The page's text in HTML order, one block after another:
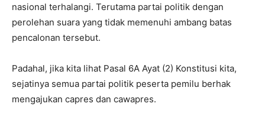
nasional terhalangi. Terutama partai politik dengan
perolehan suara yang tidak memenuhi ambang batas
pencalonan tersebut.
Padahal, jika kita lihat Pasal 6A Ayat (2) Konstitusi kita,
sejatinya semua partai politik peserta pemilu berhak
mengajukan capres dan cawapres.